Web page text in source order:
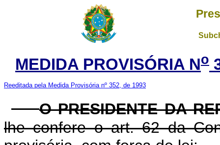
MEDIDA PROVISÓRIA No
Reeditada pela Medida Provisória nº 352, de 1993
O PRESIDENTE DA
lhe confere o art. 62 da